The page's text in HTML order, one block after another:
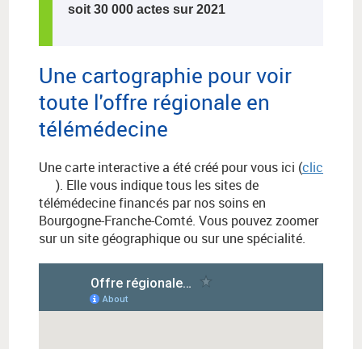
soit 30 000 actes sur 2021
Une cartographie pour voir
toute l'offre régionale en
télémédecine
Une carte interactive a été créé pour vous ici (clic
). Elle vous indique tous les sites de
télémédecine financés par nos soins en
Bourgogne-Franche-Comté. Vous pouvez zoomer
sur un site géographique ou sur une spécialité.